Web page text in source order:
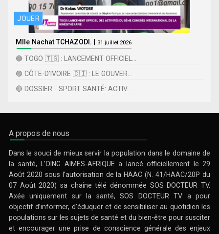
JOUER
Mlle Nachat TCHAZODI. | 31 juillet 2026
🔵 TOGO 🇹🇬 : LANCEMENT OFFICIEL...
🟢 CÔTE-D’IVOIRE 🇨🇮 : LE GOUVER...
🔴 DOSSIER - SPORT SANTÉ: ACTIV...
A propos de nous
Dans le souci de mieux servir la population dans le domaine de
la santé, L’OING AIMES-AFRIQUE a lancé officiellement le 29
Août 2020 sous l’autorisation de la HAAC (N. 41/HAAC/20P du
07 Août 2020) sa chaine télé dénommée SOS DOCTEUR TV.
Axée uniquement sur la santé, SOS DOCTEUR TV a pour
objectif d’informer, d’éduquer et de sensibiliser au quotidien les
populations sur les sujets de santé et du bien-être pour susciter
et encourager une prise de conscience générale des enjeux